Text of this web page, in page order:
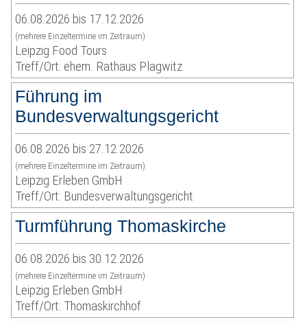
06.08.2026 bis 17.12.2026
(mehrere Einzeltermine im Zeitraum)
Leipzig Food Tours
Treff/Ort: ehem. Rathaus Plagwitz
Führung im
Bundesverwaltungsgericht
06.08.2026 bis 27.12.2026
(mehrere Einzeltermine im Zeitraum)
Leipzig Erleben GmbH
Treff/Ort: Bundesverwaltungsgericht
Turmführung Thomaskirche
06.08.2026 bis 30.12.2026
(mehrere Einzeltermine im Zeitraum)
Leipzig Erleben GmbH
Treff/Ort: Thomaskirchhof